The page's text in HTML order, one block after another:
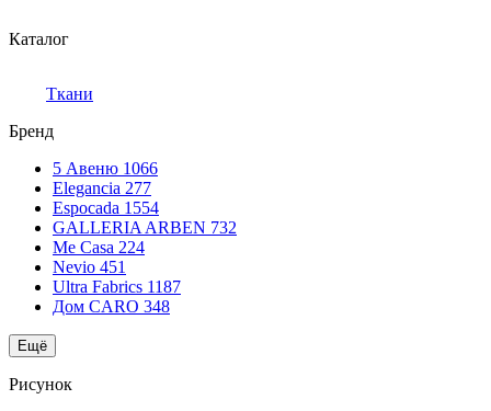
Каталог
Ткани
Бренд
5 Авеню 1066
Elegancia 277
Espocada 1554
GALLERIA ARBEN 732
Me Casa 224
Nevio 451
Ultra Fabrics 1187
Дом CARO 348
Ещё
Рисунок